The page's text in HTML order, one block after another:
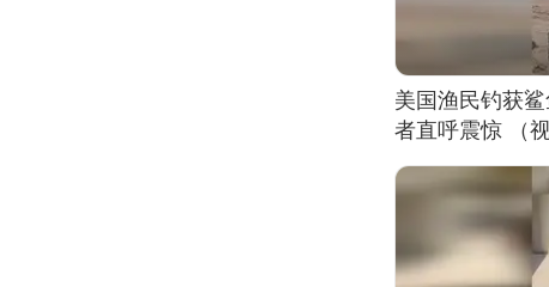
美国渔民钓获
者直呼震惊 （